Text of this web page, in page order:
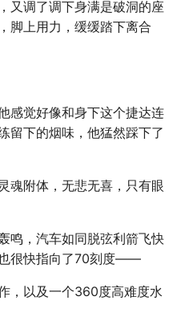
又调了调下身满是破洞的座
脚上用力，缓缓踏下离合
感觉好像和身下这个捷达连
留下的烟味，他猛然踩下了
魂附体，无悲无喜，只有眼
鸣，汽车如同脱弦利箭飞快
很快指向了70刻度——
，以及一个360度高难度水